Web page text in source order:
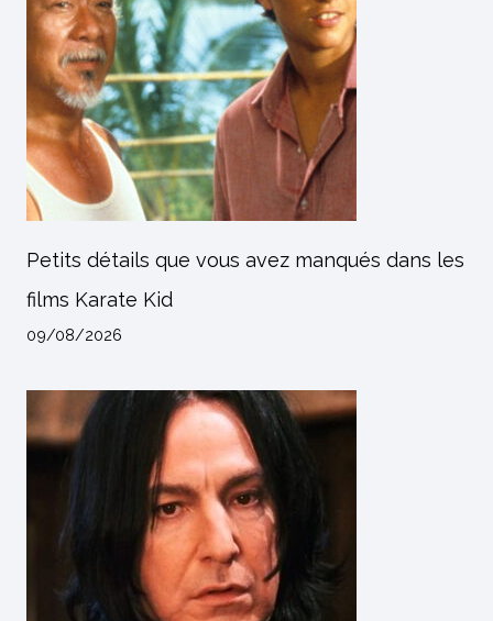
Petits détails que vous avez manqués dans les
films Karate Kid
09/08/2026